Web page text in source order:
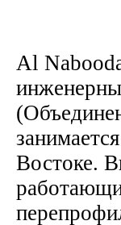
Al
Востоке.